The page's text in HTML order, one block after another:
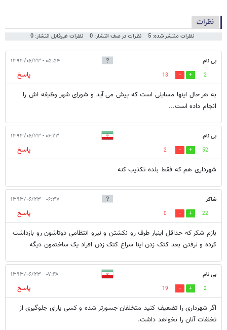
نظرات
نظرات منتشر شده: 5 نظرات در صف انتشار: 0 نظرات غیرقابل انتشار: 0
بی نام ۰۵:۵۴ - ۱۳۹۳/۰۶/۲۳
2
13
پاسخ
به هر حال اینها مسایلی است که پیش می آید و شورای شهر وظیفه اش را
انجام داده است...
بی نام ۰۶:۲۳ - ۱۳۹۳/۰۶/۲۳
52
2
پاسخ
شهرداری هم که فقط بلده تکذیب کنه
شاکر ۰۶:۳۷ - ۱۳۹۳/۰۶/۲۳
22
0
پاسخ
بازم شکر که حداقل اینبار طرف رو نکشتن و نیرو انتظامی دوتاشون رو بازداشت
کرده و نرفتن بعد کتک زدن اینا سراغ کتک زدن افراد یک ساختمون دیگه
بی نام ۰۷:۴۸ - ۱۳۹۳/۰۶/۲۳
2
19
پاسخ
اگر شهرداری را تضعیف کنید متخلفان جسورتر شده و کسی یارای جلوگیری از
تخلفات آنان را نخواهد داشت.